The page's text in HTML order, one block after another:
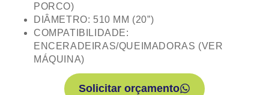
PORCO)
DIÂMETRO: 510 MM (20”)
COMPATIBILIDADE:
ENCERADEIRAS/QUEIMADORAS (VER
MÁQUINA)
Solicitar orçamento